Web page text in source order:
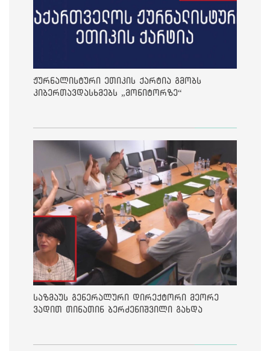
ჟურნალისტური ეთიკის ქარტია გმობს
კიბერთავდასხმებს „მონიტორზე“
საზმაუს გენერალური დირექტორი მეორე
ვადით თინათინ ბერძენიშვილი გახდა